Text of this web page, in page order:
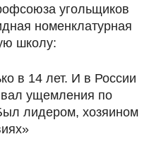
угольщиков
номенклатурная
школу:
в 14 лет. И в России
ущемления по
лидером, хозяином